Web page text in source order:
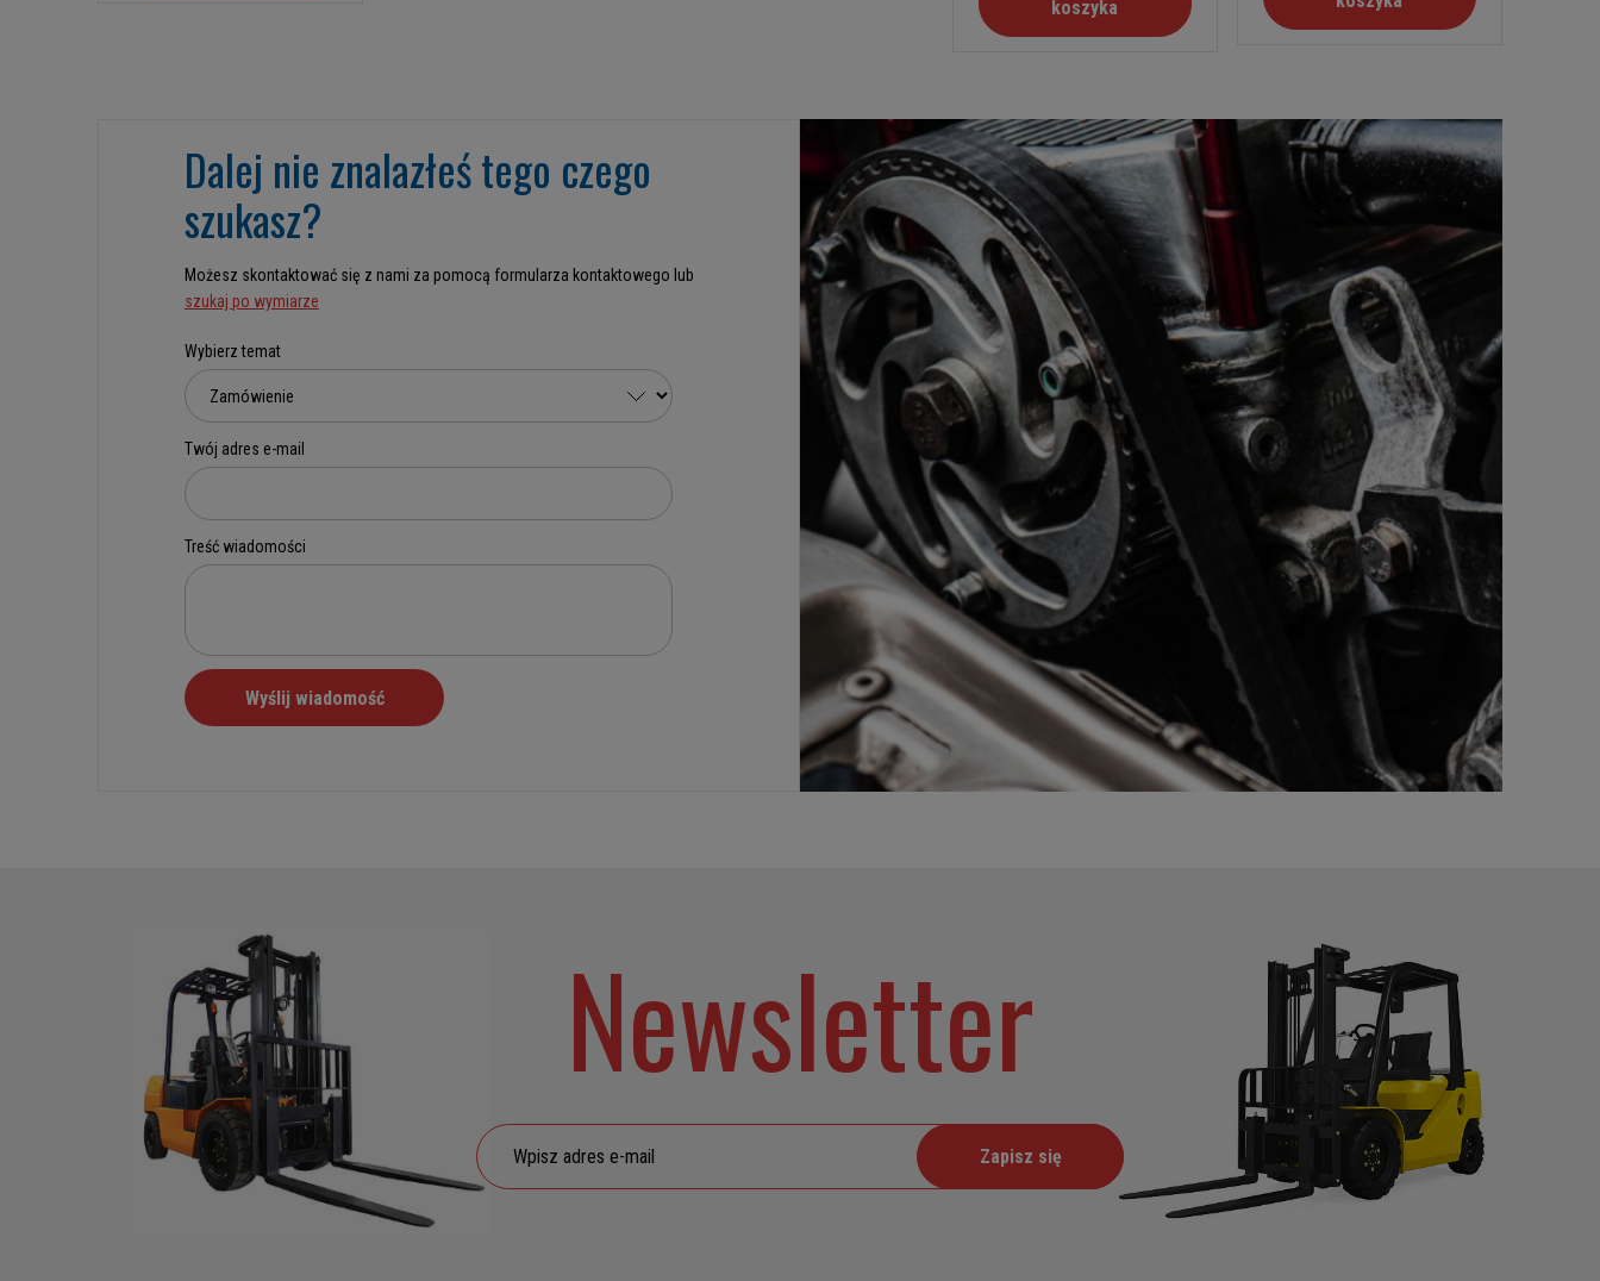
koszyka
Dalej nie znalazłeś tego czego
szukasz?
Możesz skontaktować się z nami za pomocą formularza kontaktowego lub
szukaj po wymiarze
Newsletter
Zapisz się